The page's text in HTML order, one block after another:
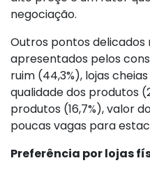
negociação.
Outros pontos
apresentados pelos
ruim (44,3%), lojas
qualidade dos produtos
produtos (16,7%), valor
poucas vagas para
Preferência por lojas